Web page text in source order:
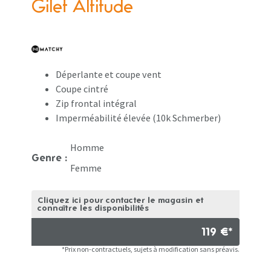
Gilet Altitude
Déperlante et coupe vent
Coupe cintré
Zip frontal intégral
Imperméabilité élevée (10k Schmerber)
Genre :
Homme
Femme
Cliquez ici pour contacter le magasin et
connaître les disponibilités
119 €*
*Prix non-contractuels, sujets à modification sans préavis.